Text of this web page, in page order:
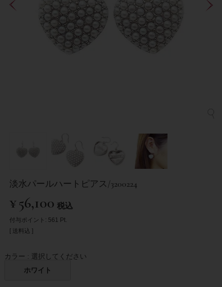
淡水パールハートピアス/3200224
¥56,100 税込
付与ポイント: 561 Pt.
送料込
カラー
選択してください
ホワイト